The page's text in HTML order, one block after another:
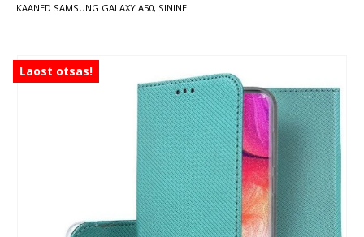
KAANED SAMSUNG GALAXY A50, SININE
Laost otsas!